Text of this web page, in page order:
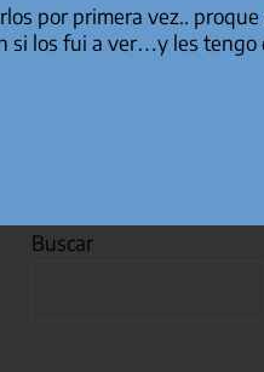
por primera vez..
si los fui a ver…y les
Buscar